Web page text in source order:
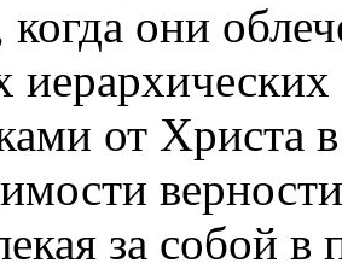
когда они
от Христа
за собой в